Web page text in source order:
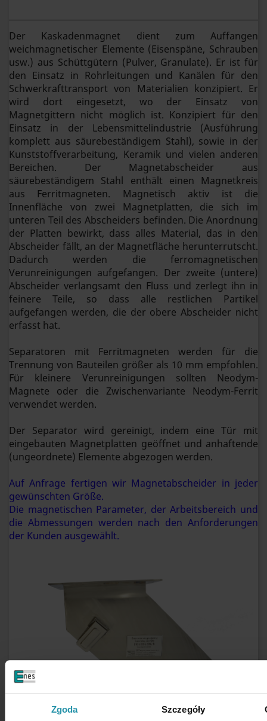
Zgoda Szczegóły
Der Kaskadenmagnet dient zum Auffangen
weichmagnetischer Elemente (Eisenspäne, Schrauben
usw.) aus Schüttgütern (Pulver, Granulate). Er ist für
den Einsatz in Rohrleitungen und Kanälen für den
Schwerkrafttransport von Materialien konzipiert. Er
wird dort eingesetzt, wo der Einsatz von
Magnetgittern nicht möglich ist. Konzipiert für den
Einsatz in der Lebensmittelindustrie (Ausführung
komplett aus säurebeständigem Stahl), sowie in der
Kunststoffverarbeitung, Keramik und vielen anderen
Bereichen. Der Magnetabscheider aus
säurebeständigem Stahl enthält einen Magnetkreis
aus Ferritmagneten. Magnetisch aktiv ist die
Innenfläche von zwei Magnetplatten, die sich im
unteren Teil des Abscheiders befinden. Die Anordnung
der Platten bewirkt, dass alles Material, das in den
Abscheider fällt, an der Magnetfläche herunterrutscht.
Dadurch werden die ferromagnetischen
Verunreinigungen aufgefangen. Der zweite (untere)
Abscheider verlangsamt den Fluss und zerlegt ihn in
feinere Teile, so dass alle restlichen Partikel
aufgefangen werden, die der obere Abscheider nicht
erfasst hat.
Separatoren mit Ferritmagneten werden für die
Trennung von Bauteilen größer als 10 mm empfohlen.
Für kleinere Verunreinigungen sollten Neodym-
Magnete oder die Zwischenvariante Neodym-Ferrit
verwendet werden.
Der Separator wird gereinigt, indem eine Tür mit
eingebauten Magnetplatten geöffnet und anhaftende
(ungeordnete) Elemente abgezogen werden.
Auf Anfrage fertigen wir Magnetabscheider in jeder
gewünschten Größe.
Die magnetischen Parameter, der Arbeitsbereich und
die Abmessungen werden nach den Anforderungen
der Kunden ausgewählt.